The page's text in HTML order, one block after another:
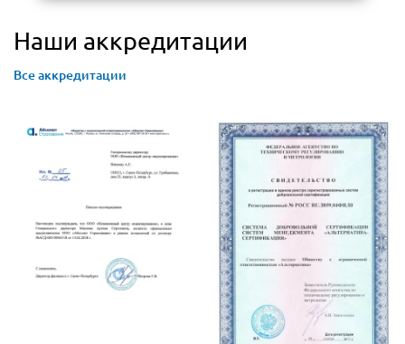
Наши аккредитации
Все аккредитации